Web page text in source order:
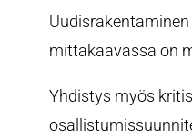
mittakaavassa on
Yhdistys myös